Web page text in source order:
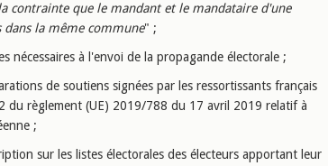
contrainte que le mandant et le mandataire d'une
la même commune" ;
nécessaires à l'envoi de la propagande électorale ;
de soutiens signées par les ressortissants français
du règlement (UE) 2019/788 du 17 avril 2019 relatif à
;
sur les listes électorales des électeurs apportant leur